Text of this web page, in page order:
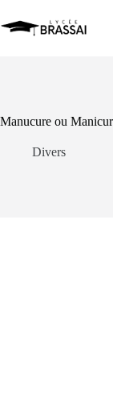
au
contenu
Manucure ou
Divers